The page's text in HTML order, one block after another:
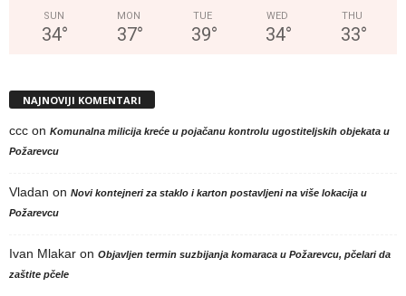
SUN
34°
MON
37°
TUE
39°
WED
34°
THU
33°
NAJNOVIJI KOMENTARI
ccc on Komunalna milicija kreće u pojačanu kontrolu ugostiteljskih objekata u
Požarevcu
Vladan on Novi kontejneri za staklo i karton postavljeni na više lokacija u
Požarevcu
Ivan Mlakar on Objavljen termin suzbijanja komaraca u Požarevcu, pčelari da
zaštite pčele